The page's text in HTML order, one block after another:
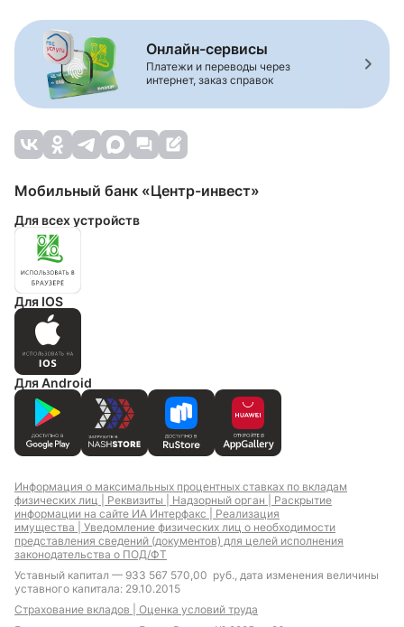
Онлайн-сервисы
Платежи и переводы через
интернет, заказ справок
Мобильный банк «Центр-инвест»
Для всех устройств
Для IOS
Для Android
Информация о максимальных процентных ставках по вкладам
физических лиц | Реквизиты | Надзорный орган | Раскрытие
информации на сайте ИА Интерфакс | Реализация
имущества | Уведомление физических лиц о необходимости
представления сведений (документов) для целей исполнения
законодательства о ПОД/ФТ
Уставный капитал — 933 567 570,00 руб., дата изменения величины
уставного капитала: 29.10.2015
Страхование вкладов | Оценка условий труда